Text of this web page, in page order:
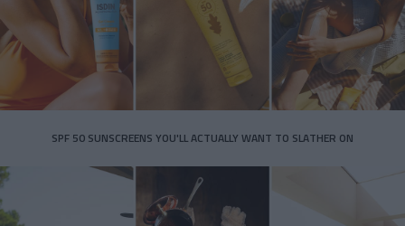
SPF 50 SUNSCREENS YOU'LL ACTUALLY WANT TO SLATHER ON